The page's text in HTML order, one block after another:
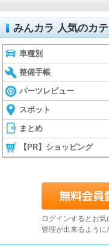
みんカラ 人気のカ
車種別
整備手帳
パーツレビュー
スポット
まとめ
【PR】ショッピング
ログインするとお
管理が出来るように